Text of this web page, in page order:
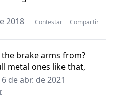
2018 Contestar Compartir
brake arms from?
metal ones like that,
6 de abr. de 2021